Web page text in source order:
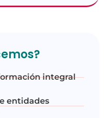
integral
entidades